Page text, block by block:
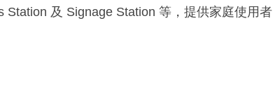
及 Signage Station 等，提供家庭使用者